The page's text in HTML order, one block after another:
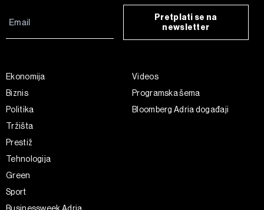
Pretplati se na
newsletter
Ekonomija
Biznis
Politika
Tržišta
Prestiž
Tehnologija
Green
Sport
Videos
Programska šema
Bloomberg Adria događaji